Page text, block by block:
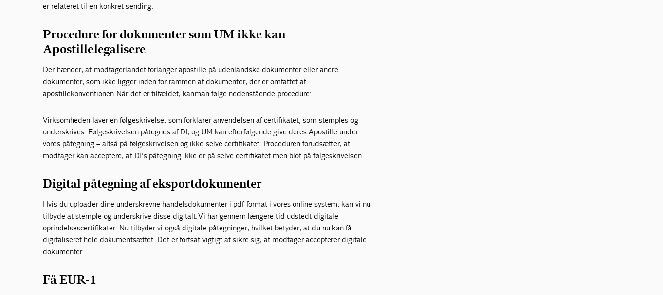
er relateret til en konkret sending.
Procedure for dokumenter som UM ikke kan
Apostillelegalisere
Der hænder, at modtagerlandet forlanger apostille på udenlandske dokumenter eller andre
dokumenter, som ikke ligger inden for rammen af dokumenter, der er omfattet af
apostillekonventionen. Når det er tilfældet, kan man følge nedenstående procedure:
Virksomheden laver en følgeskrivelse, som forklarer anvendelsen af certifikatet, som stemples og
underskrives. Følgeskrivelsen påtegnes af DI, og UM kan efterfølgende give deres Apostille under
vores påtegning – altså på følgeskrivelsen og ikke selve certifikatet. Proceduren forudsætter, at
modtager kan acceptere, at DI’s påtegning ikke er på selve certifikatet men blot på følgeskrivelsen.
Digital påtegning af eksportdokumenter
Hvis du uploader dine underskrevne handelsdokumenter i pdf-format i vores online system, kan vi nu
tilbyde at stemple og underskrive disse digitalt. Vi har gennem længere tid udstedt digitale
oprindelsescertifikater. Nu tilbyder vi også digitale påtegninger, hvilket betyder, at du nu kan få
digitaliseret hele dokumentsættet. Det er fortsat vigtigt at sikre sig, at modtager accepterer digitale
dokumenter.
Få EUR-1